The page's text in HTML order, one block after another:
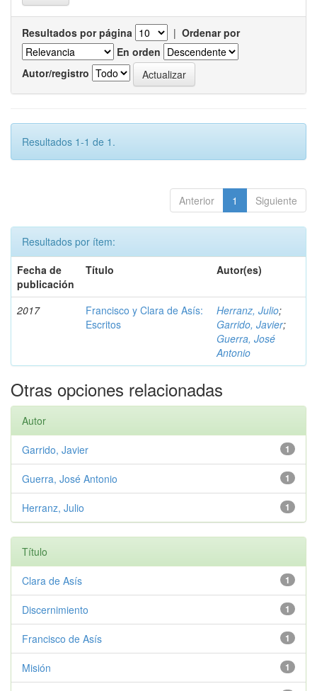
Resultados por página | Ordenar por
En orden
Autor/registro
Resultados 1-1 de 1.
Anterior 1 Siguiente
Resultados por ítem:
Fecha de
publicación
Título Autor(es)
2017
Francisco y Clara de Asís:
Escritos
Herranz, Julio;
Garrido, Javier;
Guerra, José
Antonio
Otras opciones relacionadas
Autor
1
Garrido, Javier
1
Guerra, José Antonio
1
Herranz, Julio
Título
1
Clara de Asís
1
Discernimiento
1
Francisco de Asís
1
Misión